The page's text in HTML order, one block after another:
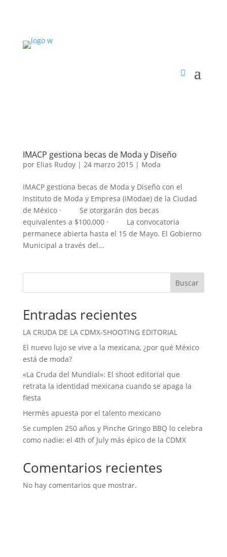
IMACP gestiona becas de Moda y Diseño
por Elias Rudoy| 24 marzo 2015 | Moda
IMACP gestiona becas de Moda y Diseño con el
Instituto de Moda y Empresa (iModae) de la Ciudad
de México · Se otorgarán dos becas
equivalentes a $100,000 · La convocatoria
permanece abierta hasta el 15 de Mayo. El Gobierno
Municipal a través del...
Buscar
Entradas recientes
LA CRUDA DE LA CDMX-SHOOTING EDITORIAL
El nuevo lujo se vive a la mexicana, ¿por qué México
está de moda?
«La Cruda del Mundial»: El shoot editorial que
retrata la identidad mexicana cuando se apaga la
fiesta
Hermès apuesta por el talento mexicano
Se cumplen 250 años y Pinche Gringo BBQ lo celebra
como nadie: el 4th of July más épico de la CDMX
Comentarios recientes
No hay comentarios que mostrar.